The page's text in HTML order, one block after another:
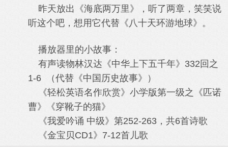
昨天放出《海底两万里》，听了两章，笑笑说
听这个吧，想用它代替《八十天环游地球》。
播放器里的小故事：
有声读物林汉达《中华上下五千年》332回之
1-6 （代替《中国历史故事》）
《轻松英语名作欣赏》小学版第一级之《匹诺
曹》《穿靴子的猫》
《我爱吟诵 中级》第252-263，共6首诗歌
《金宝贝CD1》7-12首儿歌